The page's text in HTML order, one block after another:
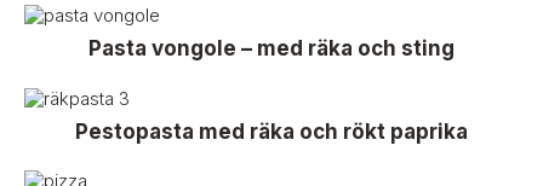
Pasta vongole – med räka och sting
Pestopasta med räka och rökt paprika